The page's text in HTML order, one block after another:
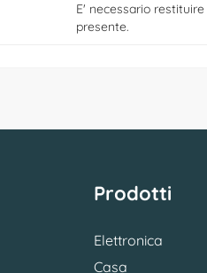
E' necessario
presente.
Prodotti
Elettronica
Casa